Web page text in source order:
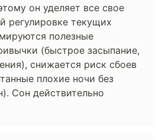
он уделяет все свое
регулировке текущих
полезные
(быстрое засыпание,
снижается риск сбоев
плохие ночи без
Сон действительно